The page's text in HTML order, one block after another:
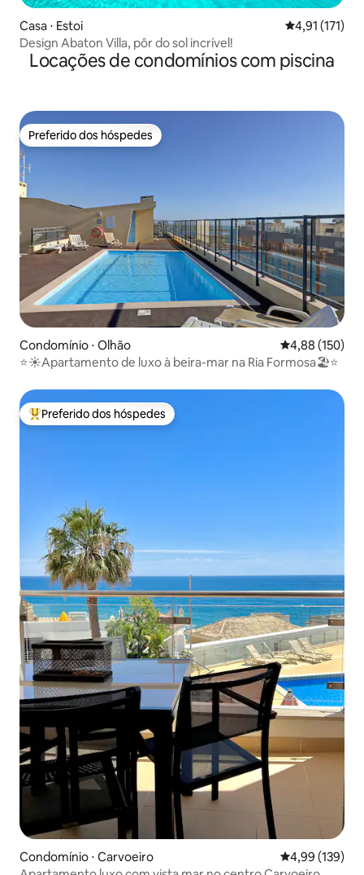
Casa ⋅ Estoi 4,91 de uma
4,91 (171)
Design Abaton Villa, pôr do sol incrível!
Locações de condomínios com piscina
Preferido dos hóspedes
Preferido dos hóspedes
Condomínio ⋅ Olhão 4,88 de uma
4,88 (150)
⭐️☀️Apartamento de luxo à beira-mar na Ria Formosa🏖⭐️
Entre os melhores preferidos dos hóspedes
Preferido dos hóspedes
Condomínio ⋅ Carvoeiro 4,99 de uma
4,99 (139)